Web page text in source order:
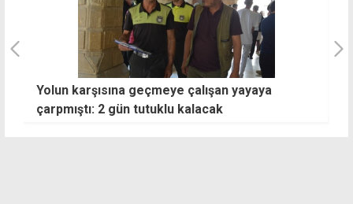
Yolun karşısına geçmeye çalışan yayaya
çarpmıştı: 2 gün tutuklu kalacak